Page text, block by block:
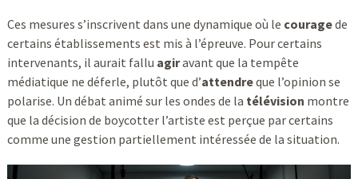
Ces mesures s’inscrivent dans une dynamique où le couragede
certains établissements est mis à l’épreuve. Pour certains
intervenants, il aurait fallu agiravant que la tempête
médiatique ne déferle, plutôt que d’attendreque l’opinion se
polarise. Un débat animé sur les ondes de la télévision montre
que la décision de boycotter l’artiste est perçue par certains
comme une gestion partiellement intéressée de la situation.